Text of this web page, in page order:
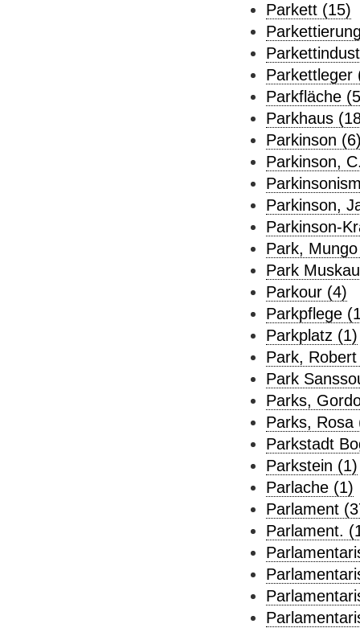
Parkett (15)
Parkettleger
Parkfläche
Parkhaus
Parkinson
Parkinson,
Parkinson,
Parkinson-
Park,
Park
Parkour (4)
Parkpflege
Parkplatz (1)
Park,
Park
Parks,
Parks, Rosa
Parkstadt
Parkstein (1)
Parlache (1)
Parlament
Parlament.